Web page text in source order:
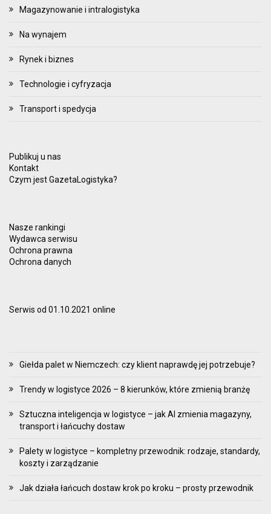
Magazynowanie i intralogistyka
Na wynajem
Rynek i biznes
Technologie i cyfryzacja
Transport i spedycja
Publikuj u nas
Kontakt
Czym jest GazetaLogistyka?
Nasze rankingi
Wydawca serwisu
Ochrona prawna
Ochrona danych
Serwis od 01.10.2021 online
Giełda palet w Niemczech: czy klient naprawdę jej potrzebuje?
Trendy w logistyce 2026 – 8 kierunków, które zmienią branżę
Sztuczna inteligencja w logistyce – jak AI zmienia magazyny,
transport i łańcuchy dostaw
Palety w logistyce – kompletny przewodnik: rodzaje, standardy,
koszty i zarządzanie
Jak działa łańcuch dostaw krok po kroku – prosty przewodnik